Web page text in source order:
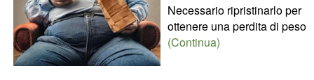
Necessario ripristinarlo per
ottenere una perdita di peso
(Continua)